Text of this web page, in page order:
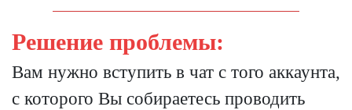
Решение проблемы:
Вам нужно вступить в чат с того аккаунта,
с которого Вы собираетесь проводить